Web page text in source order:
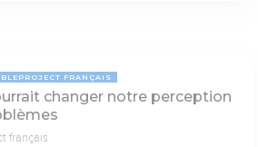
FRANÇAIS
changer notre perception
français